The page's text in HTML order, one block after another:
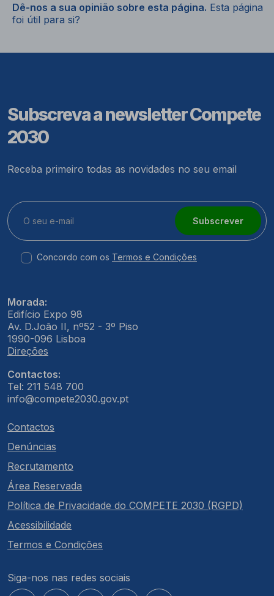
Dê-nos a sua opinião sobre esta página. Esta página
foi útil para si?
Subscreva a newsletter Compete
2030
Receba primeiro todas as novidades no seu email
Subscrever
Concordo com os Termos e Condições
Morada:
Edifício Expo 98
Av. D.João II, nº52 - 3º Piso
1990-096 Lisboa
Direções
Contactos:
Tel: 211 548 700
info@compete2030.gov.pt
Contactos
Denúncias
Recrutamento
Área Reservada
Política de Privacidade do COMPETE 2030 (RGPD)
Acessibilidade
Termos e Condições
Siga-nos nas redes sociais